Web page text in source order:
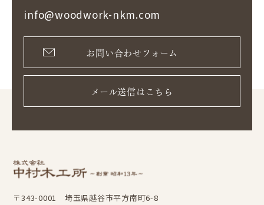
info@woodwork-nkm.com
お問い合わせフォーム
メール送信はこちら
〒343-0001 埼玉県越谷市平方南町6-8